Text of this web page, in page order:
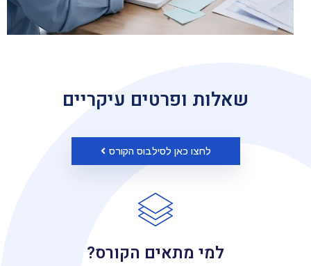
שאלות ופרטים עיקריים
לחצו כאן לסילבוס הקורס
למי מתאים הקורס?